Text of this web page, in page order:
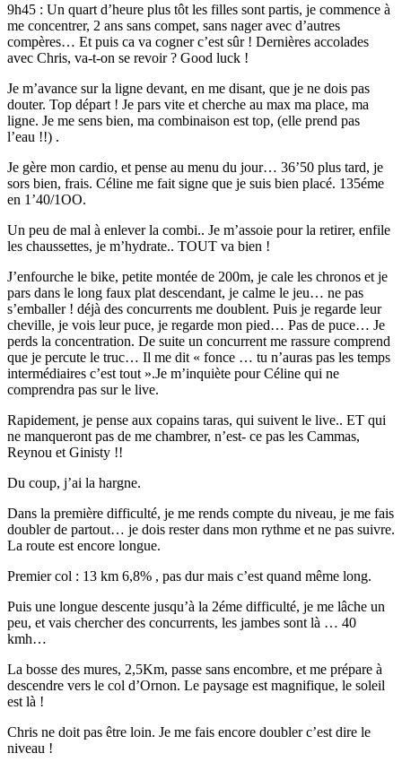
9h45 : Un quart d’heure plus tôt les filles sont partis, je commence à
me concentrer, 2 ans sans compet, sans nager avec d’autres
compères… Et puis ca va cogner c’est sûr ! Dernières accolades
avec Chris, va-t-on se revoir ? Good luck !
Je m’avance sur la ligne devant, en me disant, que je ne dois pas
douter. Top départ ! Je pars vite et cherche au max ma place, ma
ligne. Je me sens bien, ma combinaison est top, (elle prend pas
l’eau !!) .
Je gère mon cardio, et pense au menu du jour… 36’50 plus tard, je
sors bien, frais. Céline me fait signe que je suis bien placé. 135éme
en 1’40/1OO.
Un peu de mal à enlever la combi.. Je m’assoie pour la retirer, enfile
les chaussettes, je m’hydrate.. TOUT va bien !
J’enfourche le bike, petite montée de 200m, je cale les chronos et je
pars dans le long faux plat descendant, je calme le jeu… ne pas
s’emballer ! déjà des concurrents me doublent. Puis je regarde leur
cheville, je vois leur puce, je regarde mon pied… Pas de puce… Je
perds la concentration. De suite un concurrent me rassure comprend
que je percute le truc… Il me dit « fonce … tu n’auras pas les temps
intermédiaires c’est tout ».Je m’inquiète pour Céline qui ne
comprendra pas sur le live.
Rapidement, je pense aux copains taras, qui suivent le live.. ET qui
ne manqueront pas de me chambrer, n’est- ce pas les Cammas,
Reynou et Ginisty !!
Du coup, j’ai la hargne.
Dans la première difficulté, je me rends compte du niveau, je me fais
doubler de partout… je dois rester dans mon rythme et ne pas suivre.
La route est encore longue.
Premier col : 13 km 6,8% , pas dur mais c’est quand même long.
Puis une longue descente jusqu’à la 2éme difficulté, je me lâche un
peu, et vais chercher des concurrents, les jambes sont là … 40
kmh…
La bosse des mures, 2,5Km, passe sans encombre, et me prépare à
descendre vers le col d’Ornon. Le paysage est magnifique, le soleil
est là !
Chris ne doit pas être loin. Je me fais encore doubler c’est dire le
niveau !